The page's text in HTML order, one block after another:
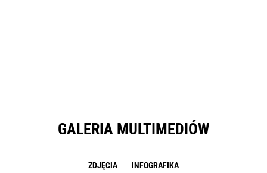
GALERIA MULTIMEDIÓW
ZDJĘCIA INFOGRAFIKA